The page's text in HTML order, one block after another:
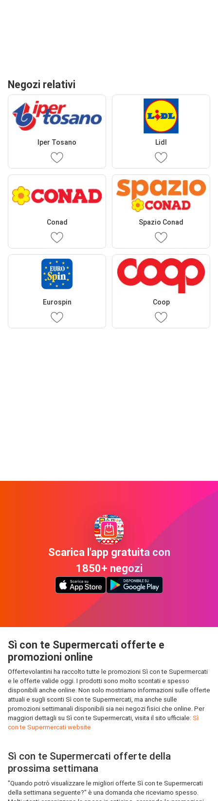
Negozi relativi
Iper Tosano Lidl
Conad Spazio Conad
Eurospin Coop
Scarica l'app gratuita con
1850+ negozi
Sì con te Supermercati offerte e
promozioni online
Offertevolantini ha raccolto tutte le promozioni Sì con te Supermercati
e le offerte valide oggi. I prodotti sono molto scontati e spesso
disponibili anche online. Non solo mostriamo informazioni sulle offerte
attuali e sugli sconti Sì con te Supermercati, ma anche sulle
promozioni settimanali disponibili sia nei negozi fisici che online. Per
maggiori dettagli su Sì con te Supermercati, visita il sito ufficiale: Sì
con te Supermercati website
Sì con te Supermercati offerte della
prossima settimana
"Quando potrò visualizzare le migliori offerte Sì con te Supermercati
della settimana seguente?" è una domanda che riceviamo spesso.